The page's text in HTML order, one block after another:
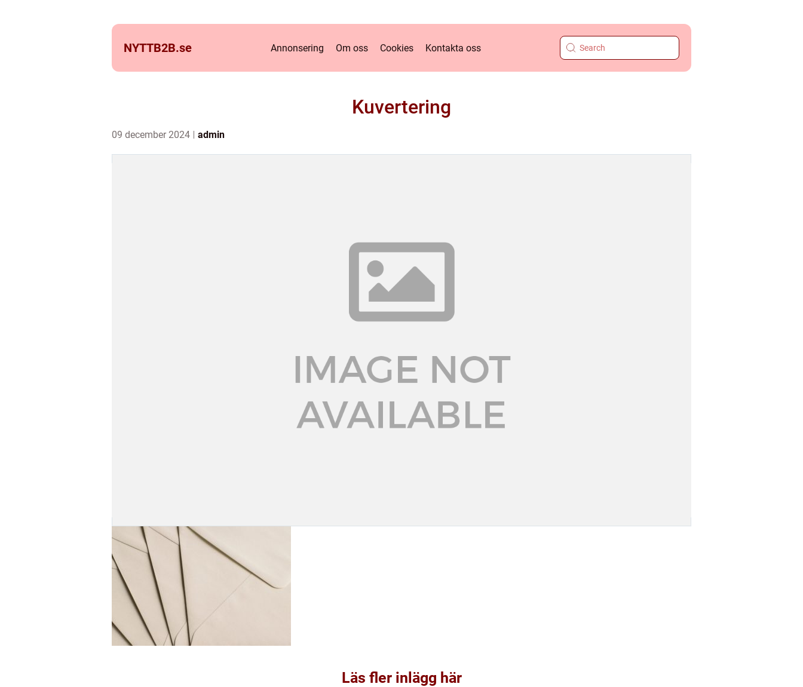
NYTTB2B.se Annonsering Om oss Cookies Kontakta oss
Kuvertering
09 december 2024 admin
Läs fler inlägg här